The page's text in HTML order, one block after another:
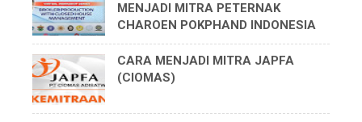
MENJADI MITRA PETERNAK
CHAROEN POKPHAND INDONESIA
CARA MENJADI MITRA JAPFA
(CIOMAS)